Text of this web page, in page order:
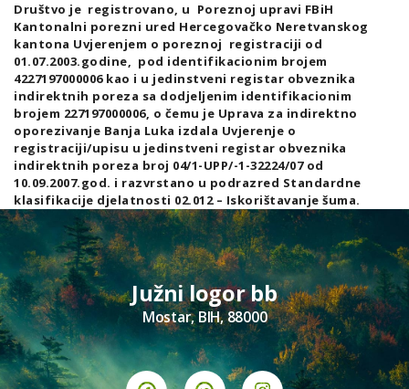
Društvo je registrovano, u Poreznoj upravi FBiH
Kantonalni porezni ured Hercegovačko Neretvanskog
kantona Uvjerenjem o poreznoj registraciji od
01.07.2003.godine, pod identifikacionim brojem
4227197000006 kao i u jedinstveni registar obveznika
indirektnih poreza sa dodjeljenim identifikacionim
brojem 227197000006, o čemu je Uprava za indirektno
oporezivanje Banja Luka izdala Uvjerenje o
registraciji/upisu u jedinstveni registar obveznika
indirektnih poreza broj 04/1-UPP/-1-32224/07 od
10.09.2007.god. i razvrstano u podrazred Standardne
klasifikacije djelatnosti 02.012 – Iskorištavanje šuma.
Južni logor bb
Mostar, BIH, 88000